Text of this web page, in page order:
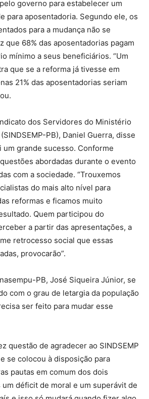
governo para estabelecer um
para aposentadoria. Segundo ele, os
para a mudança não se
que 68% das aposentadorias pagam
mínimo a seus beneficiários. “Um
que se a reforma já tivesse em
21% das aposentadorias seriam
dos Servidores do Ministério
PB), Daniel Guerra, disse
grande sucesso. Conforme
abordadas durante o evento
com a sociedade. “Trouxemos
do mais alto nível para
reformas e ficamos muito
Quem participou do
a partir das apresentações, a
retrocesso social que essas
provocarão”.
PB, José Siqueira Júnior, se
com o grau de letargia da população
ser feito para mudar esse
questão de agradecer ao SINDSEMP
se colocou à disposição para
pautas em comum dos dois
um déficit de moral e um superávit de